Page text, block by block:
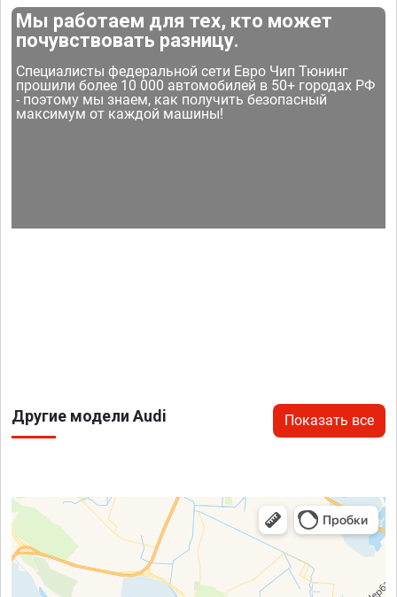
Мы работаем для тех, кто может
почувствовать разницу.
Специалисты федеральной сети Евро Чип Тюнинг
прошили более 10 000 автомобилей в 50+ городах РФ
- поэтому мы знаем, как получить безопасный
максимум от каждой машины!
Другие модели Audi Показать все